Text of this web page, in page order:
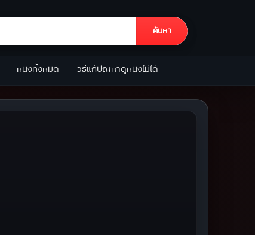
ค้นหา
หนังทั้งหมด วิธีแก้ปัญหาดูหนังไม่ได้